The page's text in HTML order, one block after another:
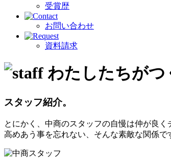
受賞歴
お問い合わせ
資料請求
スタッフ紹介。
とにかく、中商のスタッフの自慢は仲が良
高めあう事を忘れない、そんな素敵な関係で